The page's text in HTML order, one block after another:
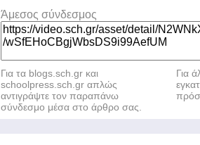
Άμεσος σύνδεσμος
Για τα blogs.sch.gr και
schoolpress.sch.gr απλώς
αντιγράψτε τον παραπάνω
σύνδεσμο μέσα στο άρθρο σας.
Για